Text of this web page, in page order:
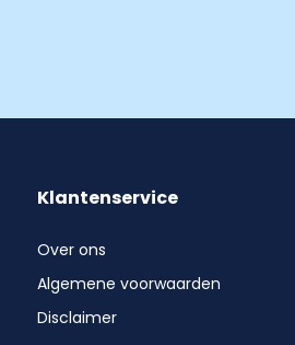
Klantenservice
Over ons
Algemene voorwaarden
Disclaimer